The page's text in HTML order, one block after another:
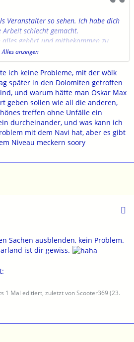
Veranstalter so sehen. Ich habe dich
schlecht gemacht.
gehört und mitbekommen zu
selbst in Kameradschaft
zerstritten war.
mit dem Navi und der Route, als
der Geschwindigkeit und dem
glücklich..
der Hotelleitung auch nicht immer
worden, das war sein
in einigen Situationen. Ich habe
bei dir bedankt.
trotzdem genossen.
Alles anzeigen
ich keine Probleme, mit der wölk
später in den Dolomiten getroffen
und warum hätte man Oskar Max
geben sollen wie all die anderen,
treffen ohne Unfälle ein
durcheinander, und was kann ich
mit dem Navi hat, aber es gibt
Niveau meckern soory
Sachen ausblenden, kein Problem.
ist dir gewiss.
1 Mal editiert, zuletzt von Scooter369 (23.